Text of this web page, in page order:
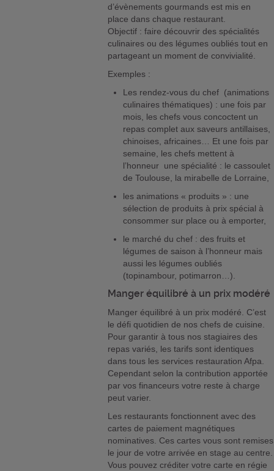
d’évènements gourmands est mis en
place dans chaque restaurant.
Objectif : faire découvrir des spécialités
culinaires ou des légumes oubliés tout en
partageant un moment de convivialité.
Exemples :
Les rendez-vous du chef (animations
culinaires thématiques) : une fois par
mois, les chefs vous concoctent un
repas complet aux saveurs antillaises,
chinoises, africaines… Et une fois par
semaine, les chefs mettent à
l’honneur une spécialité : le cassoulet
de Toulouse, la mirabelle de Lorraine,
les animations « produits » : une
sélection de produits à prix spécial à
consommer sur place ou à emporter,
le marché du chef : des fruits et
légumes de saison à l’honneur mais
aussi les légumes oubliés
(topinambour, potimarron…).
Manger équilibré à un prix modéré
Manger équilibré à un prix modéré. C’est
le défi quotidien de nos chefs de cuisine.
Pour garantir à tous nos stagiaires des
repas variés, les tarifs sont identiques
dans tous les services restauration Afpa.
Cependant selon la contribution apportée
par vos financeurs votre reste à charge
peut varier.
Les restaurants fonctionnent avec des
cartes de paiement magnétiques
nominatives. Ces cartes vous sont remises
le jour de votre arrivée en stage au centre.
Vous pouvez créditer votre carte en régie